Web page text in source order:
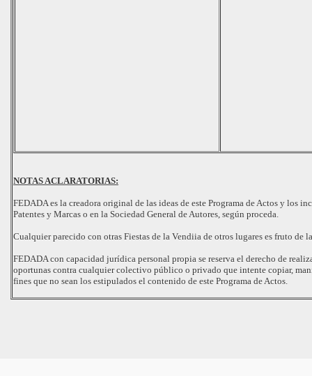
NOTAS ACLARATORIAS:
FEDADA es la creadora original de las ideas de este Programa de Actos y los
Patentes y Marcas o en la Sociedad General de Autores, según proceda.
Cualquier parecido con otras Fiestas de la Vendiia de otros lugares es fruto de
FEDADA con capacidad jurídica personal propia se reserva el derecho de
oportunas contra cualquier colectivo público o privado que intente copiar,
fines que no sean los estipulados el contenido de este Programa de Actos.